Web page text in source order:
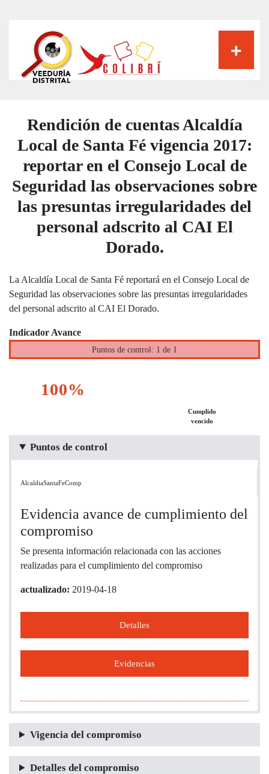
principal
Rendición de cuentas Alcaldía
Local de Santa Fé vigencia 2017:
reportar en el Consejo Local de
Seguridad las observaciones sobre
las presuntas irregularidades del
personal adscrito al CAI El
Dorado.
La Alcaldía Local de Santa Fé reportará en el Consejo Local de
Seguridad las observaciones sobre las presuntas irregularidades
del personal adscrito al CAI El Dorado.
Indicador Avance
Puntos de control: 1 de 1
100%
Cumplido
vencido
Puntos de control
AlcaldiaSantaFeComp
Evidencia avance de cumplimiento del
compromiso
Se presenta información relacionada con las acciones
realizadas para el cumplimiento del compromiso
actualizado: 2019-04-18
Detalles
Evidencias
Vigencia del compromiso
Detalles del compromiso